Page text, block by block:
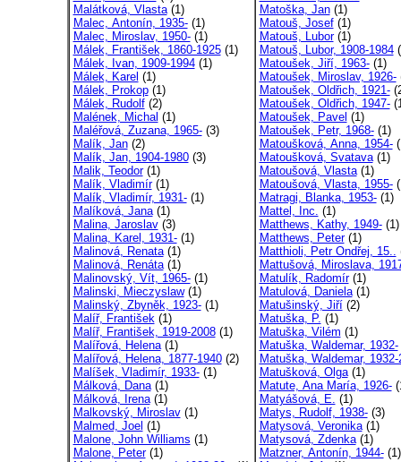
Malátková, Vlasta(1)
Malec, Antonín, 1935-(1)
Malec, Miroslav, 1950-(1)
Málek, František, 1860-1925(1)
Málek, Ivan, 1909-1994(1)
Málek, Karel (1)
Málek, Prokop(1)
Málek, Rudolf(2)
Malének, Michal (1)
Maléřová, Zuzana, 1965-(3)
Malík, Jan(2)
Malík, Jan, 1904-1980(3)
Malik, Teodor(1)
Malík, Vladimír(1)
Malík, Vladimír, 1931-(1)
Malíková, Jana(1)
Malina, Jaroslav(3)
Malina, Karel, 1931-(1)
Malinová, Renata(1)
Malinová, Renáta(1)
Malinovský, Vít, 1965-(1)
Malinski, Mieczyslaw(1)
Malinský, Zbyněk, 1923-(1)
Malíř, František(1)
Malíř, František, 1919-2008(1)
Malířová, Helena(1)
Malířová, Helena, 1877-1940(2)
Malíšek, Vladimír, 1933-(1)
Málková, Dana(1)
Málková, Irena(1)
Malkovský, Miroslav(1)
Malmed, Joel (1)
Malone, John Williams (1)
Malone, Peter(1)
Matoška, Jan(1)
Matouš, Josef(1)
Matouš, Lubor(1)
Matouš, Lubor, 1908-1984
Matoušek, Jiří, 1963-(1)
Matoušek, Miroslav, 1926-
Matoušek, Oldřich, 1921-
Matoušek, Oldřich, 1947-
Matoušek, Pavel (1)
Matoušek, Petr, 1968-(1)
Matoušková, Anna, 1954-
Matoušková, Svatava(1)
Matoušová, Vlasta(1)
Matoušová, Vlasta, 1955-
Matragi, Blanka, 1953-(1)
Mattel, Inc. (1)
Matthews, Kathy, 1949-(1)
Matthews, Peter(1)
Matthioli, Petr Ondřej, 15..
Mattušová, Miroslava,
Matulík, Radomír(1)
Matulová, Daniela(1)
Matušinský, Jiří(2)
Matuška, P. (1)
Matuška, Vilém (1)
Matuška, Waldemar, 1932-
Matuška, Waldemar, 1932-
Matušková, Olga(1)
Matute, Ana María, 1926-
Matyášová, E. (1)
Matys, Rudolf, 1938-(3)
Matysová, Veronika(1)
Matysová, Zdenka(1)
Matzner, Antonín, 1944-(1)